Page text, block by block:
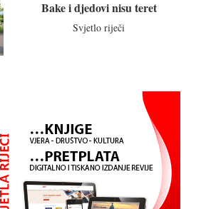
Bake i djedovi nisu teret
Svjetlo riječi